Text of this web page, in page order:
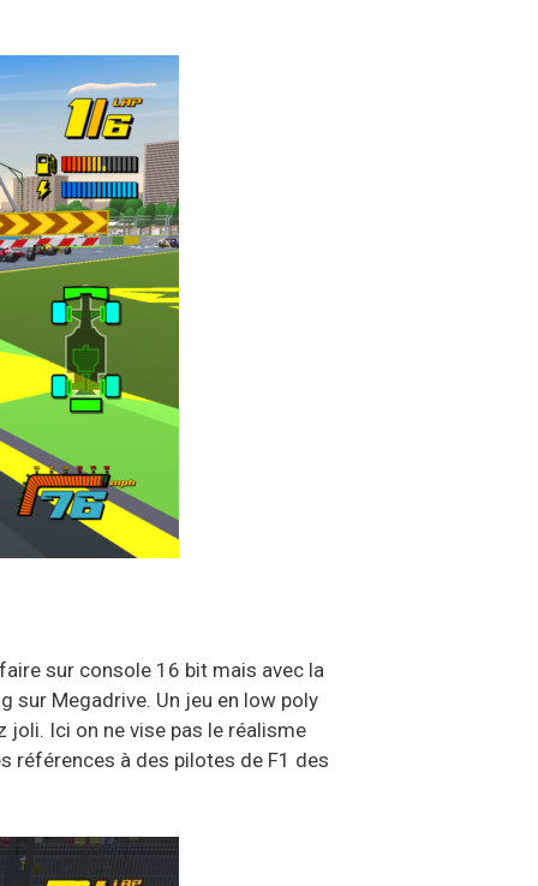
sur console 16 bit mais avec la
sur Megadrive. Un jeu en low poly
Ici on ne vise pas le réalisme
références à des pilotes de F1 des